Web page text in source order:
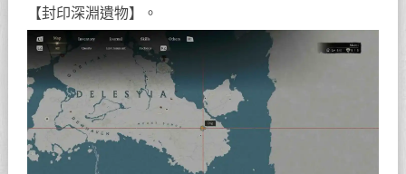
【封印深淵遺物】。